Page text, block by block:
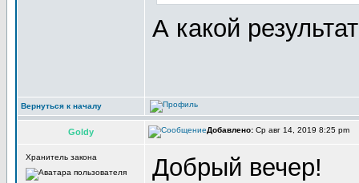
А какой
Вернуться к началу
Goldy Добавлено: Ср авг 14, 2019 8:25 pm
Хранитель закона
Добрый вечер!